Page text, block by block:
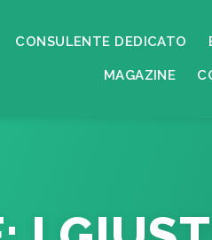
CONSULENTE DEDICATO
MAGAZINE